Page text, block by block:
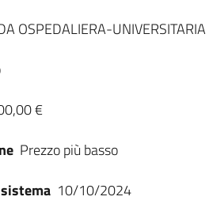
OSPEDALIERA-
€
Prezzo più basso
10/10/2024